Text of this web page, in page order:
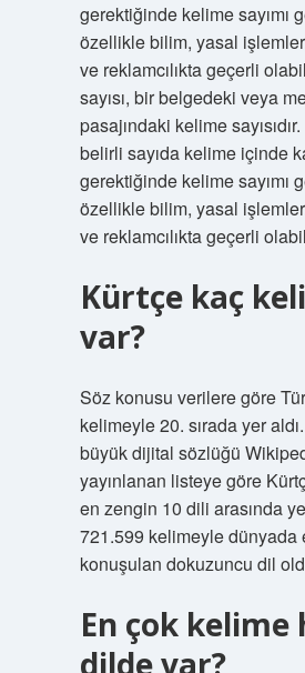
gerektiğinde kelime sayımı
özellikle bilim, yasal
ve reklamcılıkta geçerli
sayısı, bir belgedeki veya
pasajındaki kelime
belirli sayıda kelime içinde
gerektiğinde kelime sayımı
özellikle bilim, yasal
ve reklamcılıkta geçerli
Kürtçe kaç
var?
Söz konusu verilere göre
kelimeyle 20. sırada yer
büyük dijital sözlüğü
yayınlanan listeye göre
en zengin 10 dili arasında
721.599 kelimeyle dünyada
konuşulan dokuzuncu dil
En çok kelime
dilde var?